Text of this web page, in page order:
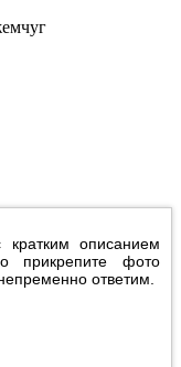
кратким описанием
прикрепите фото
ответим.